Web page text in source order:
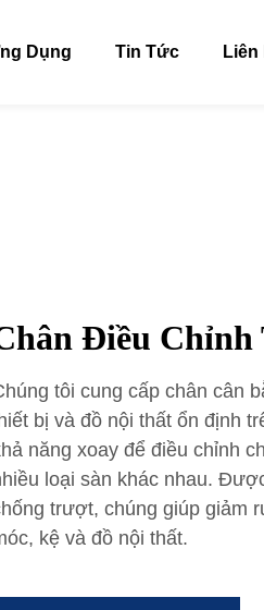
Dụng Tin Tức Liên
Điều Chỉnh
tôi cung cấp chân cân
bị và đồ nội thất ổn định
năng xoay để điều chỉnh
loại sàn khác nhau.
trượt, chúng giúp giảm
kệ và đồ nội thất.